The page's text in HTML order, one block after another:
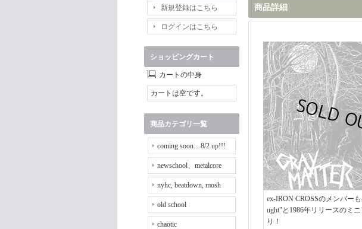
新規登録はこちら
ログインはこちら
ショッピングカート
カートの中身
カートは空です。
商品カテゴリ一覧
coming soon... 8/2 up!!!
newschool、metalcore
nyhc, beatdown, mosh
old school
chaotic
商品詳細
ex-IRON CROSSのメンバー
ught"と1986年リリースのミ
り！